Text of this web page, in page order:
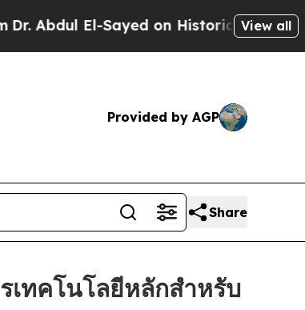
El-Sayed on Historic Michigan Win:
View all
Provided by AGP
Share
ทคโนโลยีหลักสำหรับ